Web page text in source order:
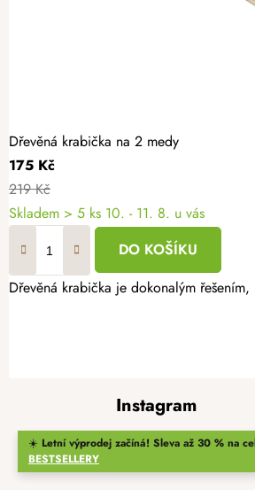
☀️ Letní výprodej začíná! Sleva až 30 % na
BESTSELLERY
Dřevěná krabička na 2 medy
175 Kč
219 Kč
Skladem > 5 ks 10. - 11. 8. u vás
DO KOŠÍKU
Dřevěná krabička je dokonalým
Instagram